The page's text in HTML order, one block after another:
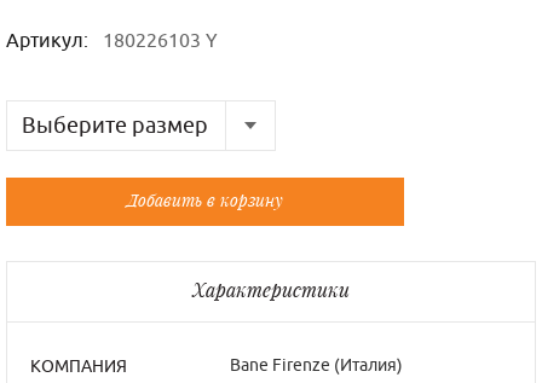
Артикул: 180226103 Y
Выберите размер
Русский
Французский
Универсальный
Универсальный
Добавить в корзину
Характеристики
КОМПАНИЯ Bane Firenze (Италия)